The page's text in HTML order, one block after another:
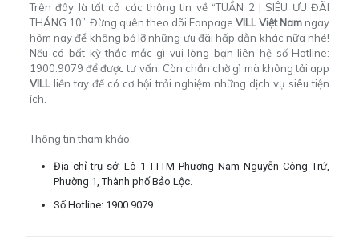
Trên đây là tất cả các thông tin về “TUẦN 2 | SIÊU ƯU ĐÃI
THÁNG 10”. Đừng quên theo dõi FanpageVILL Việt Namngay
hôm nay để không bỏ lỡ những ưu đãi hấp dẫn khác nữa nhé!
Nếu có bất kỳ thắc mắc gì vui lòng bạn liên hệ số Hotline:
1900.9079 để được tư vấn. Còn chần chờ gì mà khôngtải app
VILLliền tay để có cơ hội trải nghiệm những dịch vụ siêu tiện
ích.
Thông tin tham khảo:
Địa chỉ trụ sở: Lô 1 TTTM Phương Nam Nguyễn Công Trứ,
Phường 1, Thành phố Bảo Lộc.
Số Hotline: 1900 9079.